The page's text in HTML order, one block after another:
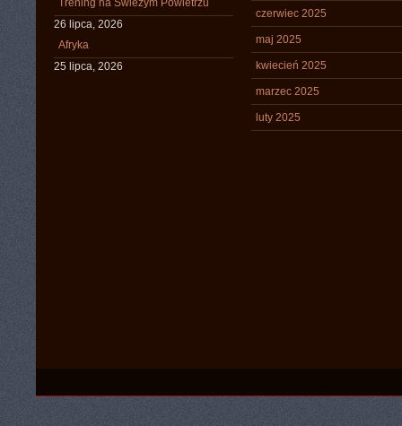
Trening na Świeżym Powietrzu
26 lipca, 2026
Afryka
25 lipca, 2026
czerwiec 2025
maj 2025
kwiecień 2025
marzec 2025
luty 2025